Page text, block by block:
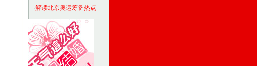
·解读北京奥运筹备热点